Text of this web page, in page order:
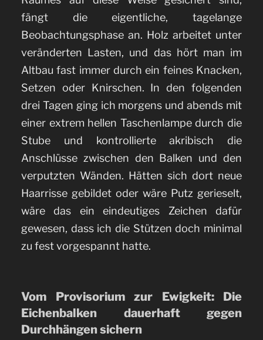
fängt die eigentliche, tagelange
Beobachtungsphase an. Holz arbeitet unter
veränderten Lasten, und das hört man im
Altbau fast immer durch ein feines Knacken,
Setzen oder Knirschen. In den folgenden
drei Tagen ging ich morgens und abends mit
einer extrem hellen Taschenlampe durch die
Stube und kontrollierte akribisch die
Anschlüsse zwischen den Balken und den
verputzten Wänden. Hätten sich dort neue
Haarrisse gebildet oder wäre Putz gerieselt,
wäre das ein eindeutiges Zeichen dafür
gewesen, dass ich die Stützen doch minimal
zu fest vorgespannt hatte.
Vom Provisorium zur Ewigkeit: Die
Eichenbalken dauerhaft gegen
Durchhängen sichern